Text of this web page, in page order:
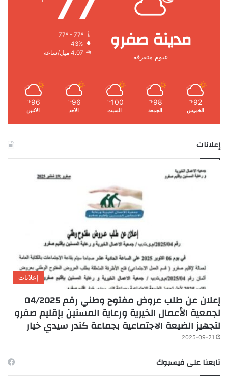
مدينة صفرو
غيوم متفرقة
77º - 77º
43%
4.07 ميل/ساعة
92
℉
الخميس
98
℉
الجمعة
100
℉
السبت
96
℉
الأحد
96
℉
الأثنين
إعلانات
إعلانات
إعلان عن طلب عروض مفتوح وطني رقم 04/2025
لجمعية الأعمال الخيرية ورعاية المسنين بإقليم صفرو
لتجهيز الضيعة الاجتماعية بجماعة كندر سيدي خيار
2025-09-21
تابعنا على فيسبوك